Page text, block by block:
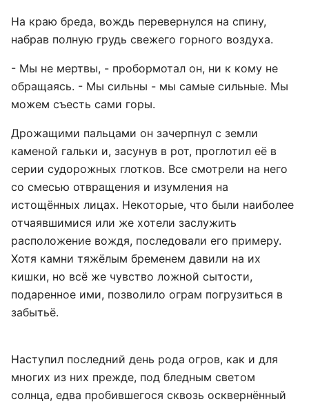
На краю бреда, вождь перевернулся на спину,
набрав полную грудь свежего горного воздуха.
- Мы не мертвы, - пробормотал он, ни к кому не
обращаясь. - Мы сильны - мы самые сильные. Мы
можем съесть сами горы.
Дрожащими пальцами он зачерпнул с земли
каменой гальки и, засунув в рот, проглотил её в
серии судорожных глотков. Все смотрели на него
со смесью отвращения и изумления на
истощённых лицах. Некоторые, что были наиболее
отчаявшимися или же хотели заслужить
расположение вождя, последовали его примеру.
Хотя камни тяжёлым бременем давили на их
кишки, но всё же чувство ложной сытости,
подаренное ими, позволило ограм погрузиться в
забытьё.
Наступил последний день рода огров, как и для
многих из них прежде, под бледным светом
солнца, едва пробившегося сквозь осквернённый